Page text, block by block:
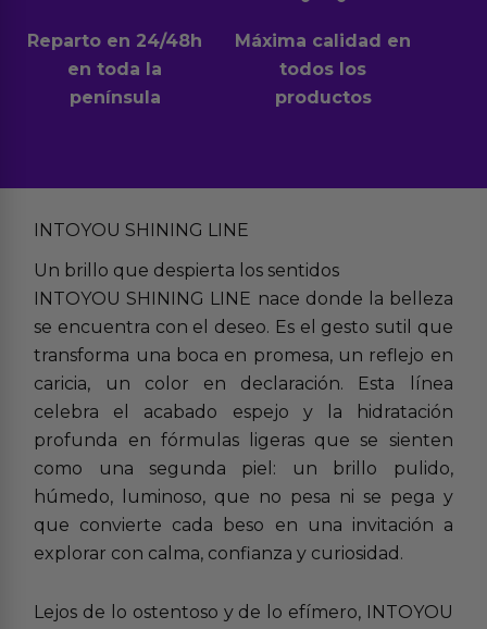
Reparto en 24/48h
en toda la
península
Máxima calidad en
todos los
productos
INTOYOU SHINING LINE
Un brillo que despierta los sentidos
INTOYOU SHINING LINE nace donde la belleza
se encuentra con el deseo. Es el gesto sutil que
transforma una boca en promesa, un reflejo en
caricia, un color en declaración. Esta línea
celebra el acabado espejo y la hidratación
profunda en fórmulas ligeras que se sienten
como una segunda piel: un brillo pulido,
húmedo, luminoso, que no pesa ni se pega y
que convierte cada beso en una invitación a
explorar con calma, confianza y curiosidad.
Lejos de lo ostentoso y de lo efímero, INTOYOU